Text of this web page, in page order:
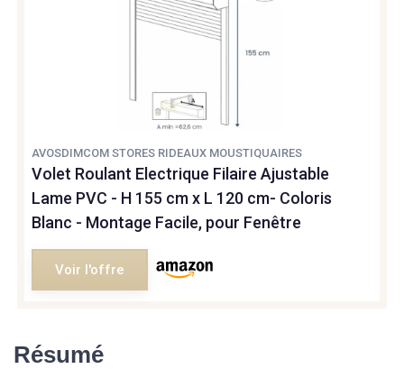
AVOSDIMCOM STORES RIDEAUX MOUSTIQUAIRES
Volet Roulant Electrique Filaire Ajustable
Lame PVC - H 155 cm x L 120 cm- Coloris
Blanc - Montage Facile, pour Fenêtre
Voir l'offre
Résumé